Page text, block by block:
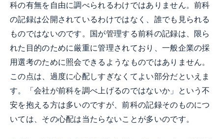
科の有無を自由に調べられるわけではありません。前科
の記録は公開されているわけではなく、誰でも見られる
ものではないのです。国が管理する前科の記録は、限ら
れた目的のために厳重に管理されており、一般企業の採
用選考のために照会できるようなものではありません。
この点は、過度に心配しすぎなくてよい部分だといえま
す。「会社が前科を調べ上げるのではないか」という不
安を抱える方は多いのですが、前科の記録そのものにつ
いては、その心配は当たらないことが多いのです。